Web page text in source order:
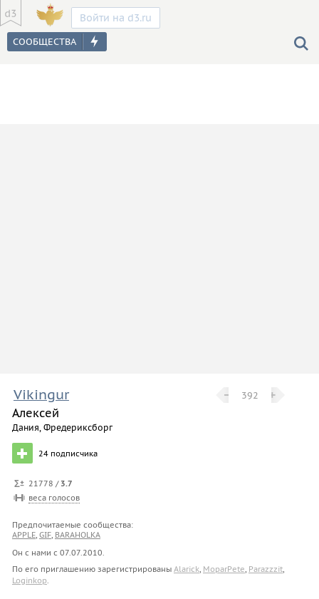
Войти на d3.ru
− 392 +
Vikingur
Алексей
Дания, Фредериксборг
24 подписчика
21778 / 3.7
веса голосов
Предпочитаемые сообщества:
APPLE, GIF, BARAHOLKA
Он с нами с 07.07.2010.
По его приглашению зарегистрированы Alarick, MoparPete, Parazzzit,
Loginkop.